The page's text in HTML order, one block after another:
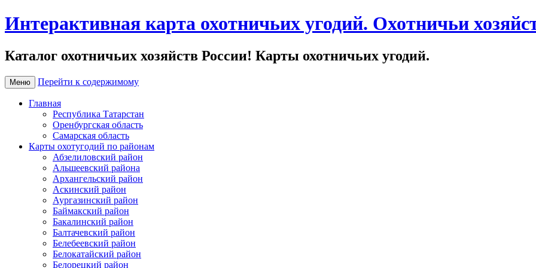
Интерактивная карта охотничьих угодий. Охотничьи
Каталог охотничьих хозяйств России! Карты охотничьих угодий.
Меню Перейти к содержимому
Главная
Республика Татарстан
Оренбургская область
Самарская область
Карты охотугодий по районам
Абзелиловский район
Альшеевский района
Архангельский район
Аскинский район
Аургазинский район
Баймакский район
Бакалинский район
Балтачевский район
Белебеевский район
Белокатайский район
Белорецкий район